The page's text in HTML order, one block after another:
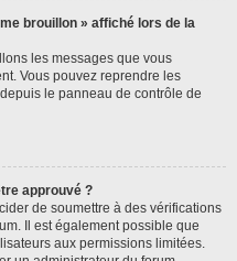
brouillon » affiché lors de la
les messages que vous
Vous pouvez reprendre les
le panneau de contrôle de
approuvé ?
de soumettre à des vérifications
Il est également possible que
aux permissions limitées.